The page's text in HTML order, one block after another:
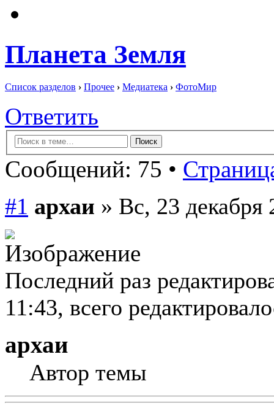
Планета Земля
Список разделов › Прочее › Медиатека › ФотоМир
Ответить
Сообщений: 75 •
#1 архаи » Вс, 23 декабря
Последний раз
11:43, всего
архаи
Автор темы